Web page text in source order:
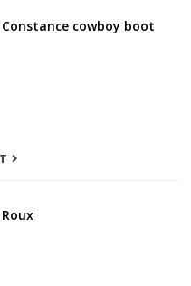
Constance cowboy boot